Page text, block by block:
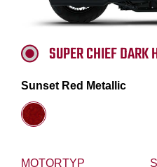
MOTORTYP
SUPER CHIEF DARK
Sunset Red Metallic